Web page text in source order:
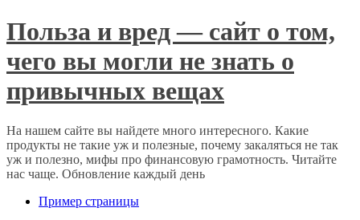
Польза и вред — сайт о том,
чего вы могли не знать о
привычных вещах
На нашем сайте вы найдете много интересного. Какие
продукты не такие уж и полезные, почему закаляться не так
уж и полезно, мифы про финансовую грамотность. Читайте
нас чаще. Обновление каждый день
Пример страницы